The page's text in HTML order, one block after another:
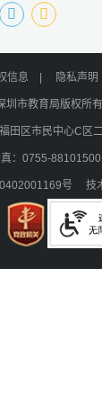
信息 隐私声明
圳市教育局版权所
田区市民中心C区
：0755-
号 技